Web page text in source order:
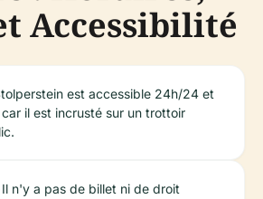
Accessibilité
est accessible 24h/24 et
car il est incrusté sur un trottoir
Il n'y a pas de billet ni de droit